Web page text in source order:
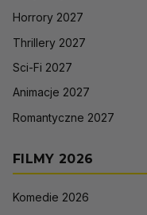
Horrory 2027
Thrillery 2027
Sci-Fi 2027
Animacje 2027
Romantyczne 2027
FILMY 2026
Komedie 2026